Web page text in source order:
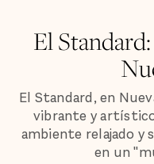
El
El Standard, en
vibrante y
ambiente relajado y
en un